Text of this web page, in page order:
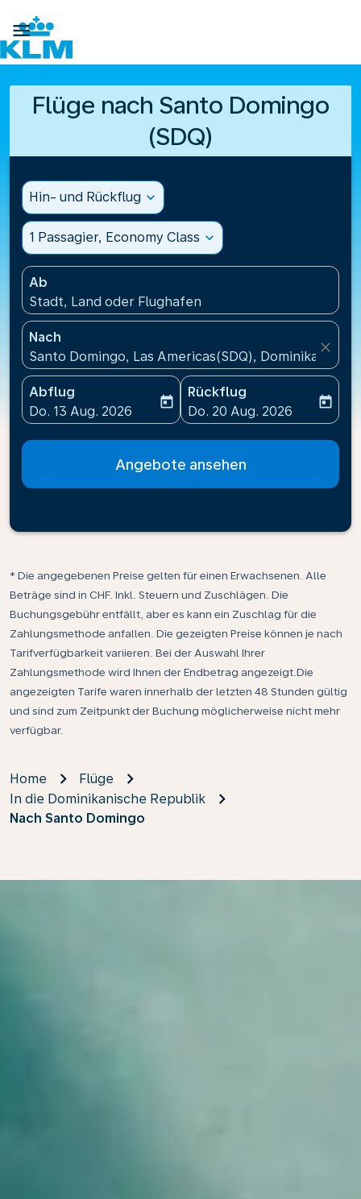

Flüge nach Santo Domingo
(SDQ)
Hin- und Rückflug expand_more
1 Passagier, Economy Class expand_more
Ab
Stadt, Land oder Flughafen
Nach
Santo Domingo, Las Americas(SDQ),
close
Abflug
fc-booking-departure-date-aria-label
Do. 13 Aug. 2026
today
Rückflug
fc-booking-return-date-
Do. 20 Aug. 2026
today
Angebote ansehen
* Die angegebenen Preise gelten für einen Erwachsenen. Alle
Beträge sind in CHF. Inkl. Steuern und Zuschlägen. Die
Buchungsgebühr entfällt, aber es kann ein Zuschlag für die
Zahlungsmethode anfallen. Die gezeigten Preise können je nach
Tarifverfügbarkeit variieren. Bei der Auswahl Ihrer
Zahlungsmethode wird Ihnen der Endbetrag angezeigt.Die
angezeigten Tarife waren innerhalb der letzten 48 Stunden gültig
und sind zum Zeitpunkt der Buchung möglicherweise nicht mehr
verfügbar.
Home
Flüge
In die Dominikanische Republik
Nach Santo Domingo